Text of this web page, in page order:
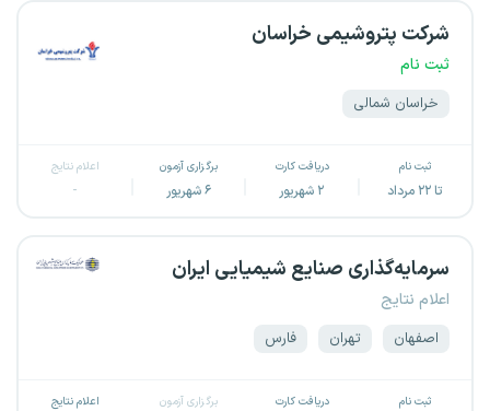
شرکت پتروشیمی خراسان
ثبت نام
خراسان شمالی
ثبت نام
تا ۲۲ مرداد
دریافت کارت
۲ شهریور
برگزاری آزمون
۶ شهریور
اعلام نتایج
-
سرمایه‌گذاری صنایع شیمیایی ایران
اعلام نتایج
اصفهان تهران فارس
ثبت نام دریافت کارت برگزاری آزمون اعلام نتایج